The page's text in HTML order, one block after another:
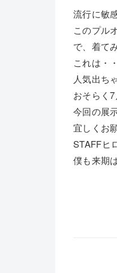
流行に敏
このプル
で、着て
これは・・
人気出ち
おそらく
今回の展
宜しくお
STAFFヒ
僕も来期